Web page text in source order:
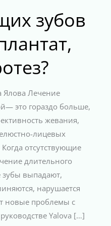
зубов
Ялова Лечение
это гораздо больше,
жевания,
лицевых
отсутствующие
длительного
зубы выпадают,
нарушается
новые проблемы с
Yalova […]